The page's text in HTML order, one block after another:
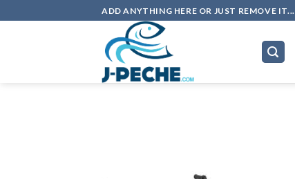
to
ADD ANYTHING HERE OR JUST REMOVE IT...